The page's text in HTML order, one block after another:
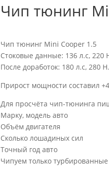
Чип тюнинг
Чип тюнинг Mini Cooper 1.5
Стоковые данные: 136 л.с, 220
После доработок: 180 л.с, 280
Прирост мощности составил
Для просчёта чип-тюнинга
Марку, модель авто
Объём двигателя
Сколько лошадиных сил
Точный год авто
Чипуем только турбированные